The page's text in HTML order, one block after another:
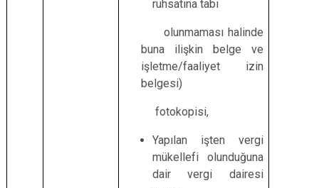
ruhsatına tabi
olunmaması halinde
buna ilişkin belge ve
işletme/faaliyet izin
belgesi)
fotokopisi,
Yapılan işten vergi
mükellefi olunduğuna
dair vergi dairesi